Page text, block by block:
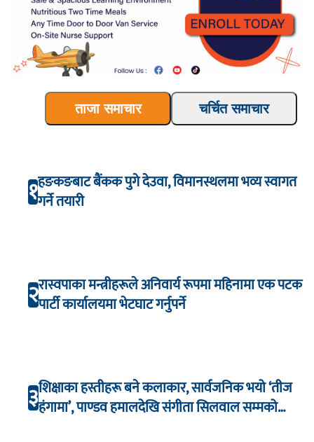
ताजा समाचार चर्चित समाचार
१हङकङबाट बैंकक पुगे देउवा, विमानस्थलमा भव्य स्वागत
गर्ने तयारी
२रास्वपाका मन्त्रीहरूले अनिवार्य रूपमा महिनामा एक पटक
पार्टी कार्यालयमा भेटघाट गर्नुपर्ने
३शिक्षाका हस्तीहरू बने कलाकार, सार्वजनिक भयो ‘तीज
हंगामा’, पाण्डव हमालदेखि संगीता सिलवाल सम्मको